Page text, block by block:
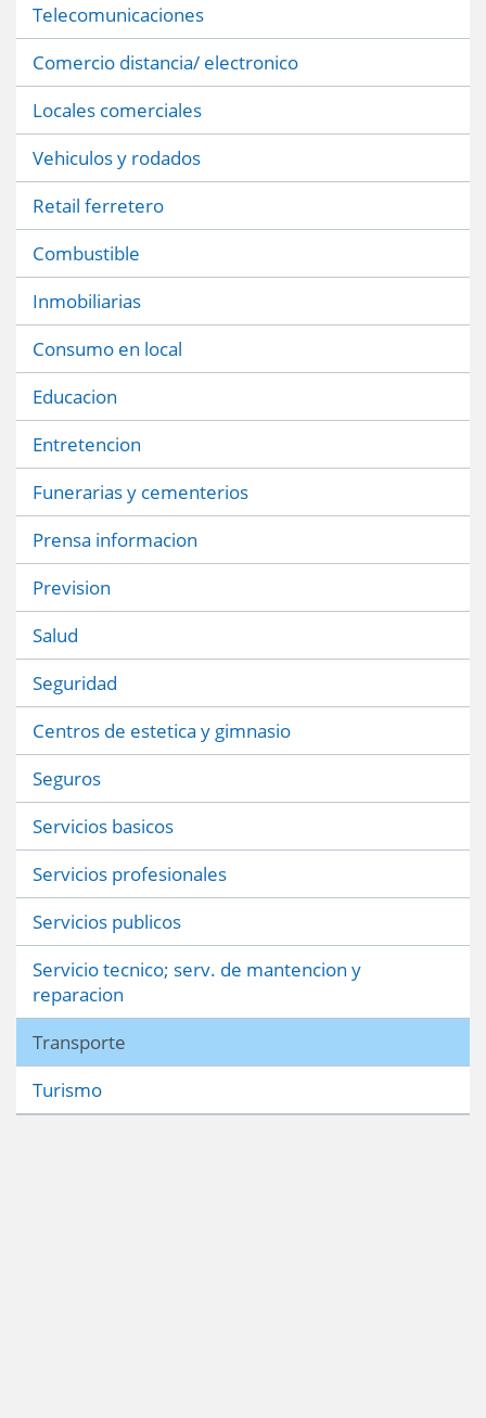
Telecomunicaciones
Comercio distancia/ electronico
Locales comerciales
Vehiculos y rodados
Retail ferretero
Combustible
Inmobiliarias
Consumo en local
Educacion
Entretencion
Funerarias y cementerios
Prensa informacion
Prevision
Salud
Seguridad
Centros de estetica y gimnasio
Seguros
Servicios basicos
Servicios profesionales
Servicios publicos
Servicio tecnico; serv. de mantencion y
reparacion
Transporte
Turismo